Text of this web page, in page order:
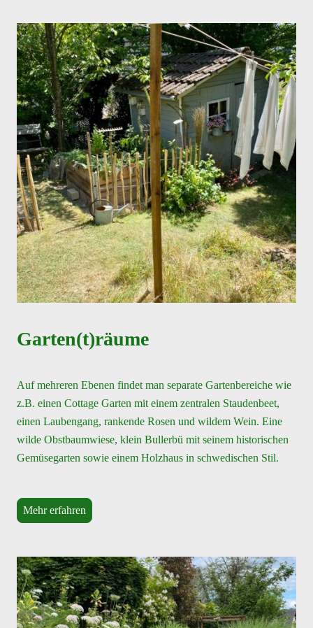
Garten(t)räume
Auf mehreren Ebenen findet man separate Gartenbereiche wie
z.B. einen Cottage Garten mit einem zentralen Staudenbeet,
einen Laubengang, rankende Rosen und wildem Wein. Eine
wilde Obstbaumwiese, klein Bullerbü mit seinem historischen
Gemüsegarten sowie einem Holzhaus in schwedischen Stil.
Mehr erfahren